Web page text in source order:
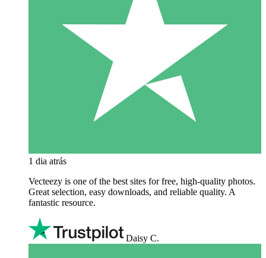
1 dia atrás
Vecteezy is one of the best sites for free, high‑quality photos.
Great selection, easy downloads, and reliable quality. A
fantastic resource.
Daisy C.